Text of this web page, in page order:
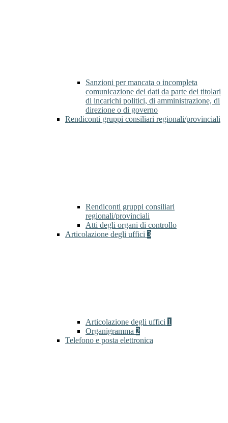
Sanzioni per mancata o incompleta
comunicazione dei dati da parte dei titolari
di incarichi politici, di amministrazione, di
direzione o di governo
Rendiconti gruppi consiliari regionali/provinciali
Rendiconti gruppi consiliari
regionali/provinciali
Atti degli organi di controllo
Articolazione degli uffici 3
Articolazione degli uffici 1
Organigramma 2
Telefono e posta elettronica